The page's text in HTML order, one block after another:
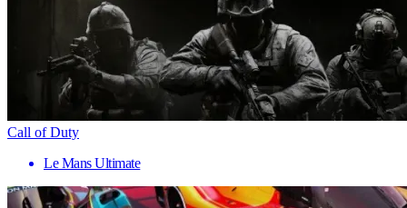
Call of Duty
Le Mans Ultimate